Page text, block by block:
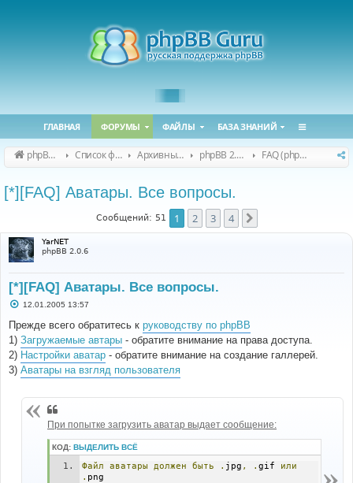
ГЛАВНАЯ ФОРУМЫ ФАЙЛЫ БАЗА ЗНАНИЙ
phpBB Guru Список форумов Архивные форумы phpBB 2.0.x (архив) FAQ (phpBB 2.0.x)
[*][FAQ] Аватары. Все вопросы.
Сообщений: 51 1 2 3 4
YarNET
phpBB 2.0.6
[*][FAQ] Аватары. Все вопросы.
С
о
б
щ
е
н
и
е
12.01.2005 13:57
Прежде всего обратитесь к руководству по phpBB
1) Загружаемые автары - обратите внимание на права доступа.
2) Настройки аватар - обратите внимание на создание галлерей.
3) Аватары на взгляд пользователя
При попытке загрузить аватар выдает сообщение:
КОД: ВЫДЕЛИТЬ ВСЁ
Файл аватары должен быть . jpg , .gif или
. png